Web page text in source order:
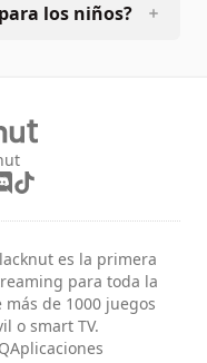
los niños?
es la primera
para toda la
de 1000 juegos
o smart TV.
Aplicaciones